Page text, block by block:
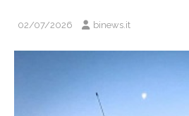
02/07/2026 binews.it